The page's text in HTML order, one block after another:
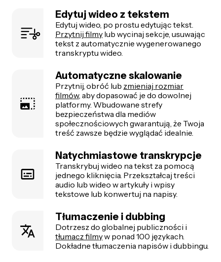
Edytuj wideo z tekstem
Edytuj wideo, po prostu edytując tekst.
Przytnij filmy lub wycinaj sekcje, usuwając
tekst z automatycznie wygenerowanego
transkryptu wideo.
Automatyczne skalowanie
Przytnij, obróć lub zmieniaj rozmiar
filmów, aby dopasować je do dowolnej
platformy. Wbudowane strefy
bezpieczeństwa dla mediów
społecznościowych gwarantują, że Twoja
treść zawsze będzie wyglądać idealnie.
Natychmiastowe transkrypcje
Transkrybuj wideo na tekst za pomocą
jednego kliknięcia. Przekształcaj treści
audio lub wideo w artykuły i wpisy
tekstowe lub konwertuj na napisy.
Tłumaczenie i dubbing
Dotrzesz do globalnej publiczności i
tłumacz filmyw ponad 100 językach.
Dokładne tłumaczenia napisów i dubbingu.